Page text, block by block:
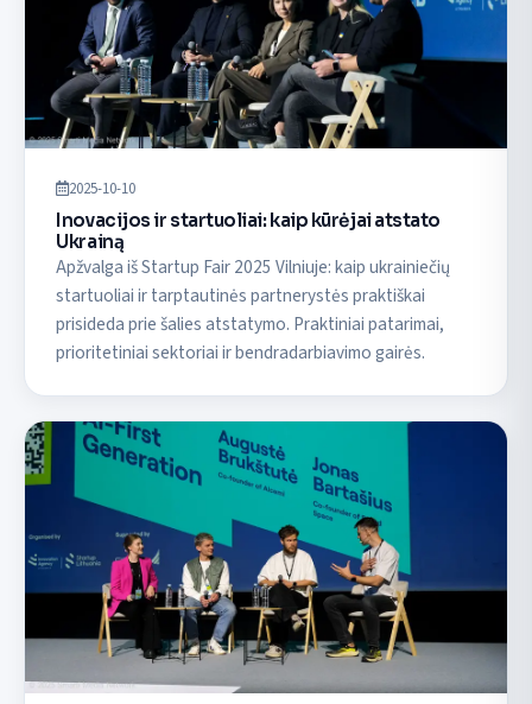
2025-10-10
Inovacijos ir startuoliai: kaip kūrėjai atstato
Ukrainą
Apžvalga iš Startup Fair 2025 Vilniuje: kaip ukrainiečių
startuoliai ir tarptautinės partnerystės praktiškai
prisideda prie šalies atstatymo. Praktiniai patarimai,
prioritetiniai sektoriai ir bendradarbiavimo gairės.